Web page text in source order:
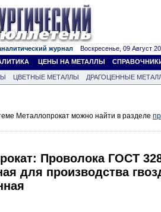
журнал Воскресенье, 09 Август
ЦЕНЫ НА МЕТАЛЛЫ
ЦВЕТНЫЕ МЕТАЛЛЫ
ДРАГОЦЕННЫЕ
Металлопрокат можно найти в разделе
Проволока ГОСТ
для производства